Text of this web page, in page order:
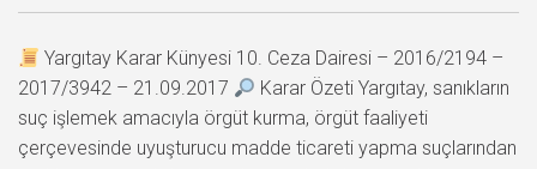
Yargıtay Karar Künyesi 10. Ceza Dairesi – 2016/2194 –
2017/3942 – 21.09.2017
Karar Özeti Yargıtay, sanıkların
suç işlemek amacıyla örgüt kurma, örgüt faaliyeti
çerçevesinde uyuşturucu madde ticareti yapma suçlarından